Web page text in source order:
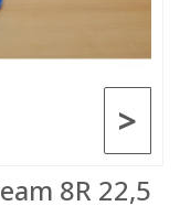
>
8R 22,5